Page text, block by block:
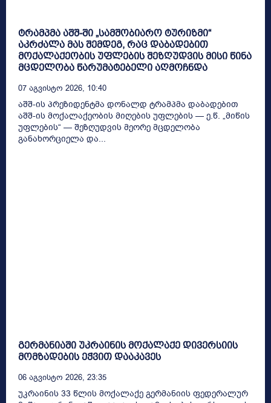
ტრამპმა აშშ-ში „სამშობიარო ტურიზმი“
აკრძალა მას შემდეგ, რაც დაბადებით
მოქალაქეობის უფლების შეზღუდვის მისი წინა
მცდელობა წარუმატებელი აღმოჩნდა
07 Აგვისტო 2026, 10:40
აშშ-ის პრეზიდენტმა დონალდ ტრამპმა დაბადებით
აშშ-ის მოქალაქეობის მიღების უფლების — ე.წ. „მიწის
უფლების“ — შეზღუდვის მეორე მცდელობა
განახორციელა და...
გერმანიაში უკრაინის მოქალაქე დივერსიის
მომზადების ეჭვით დააკავეს
06 Აგვისტო 2026, 23:35
უკრაინის 33 წლის მოქალაქე გერმანიის ფედერალურ